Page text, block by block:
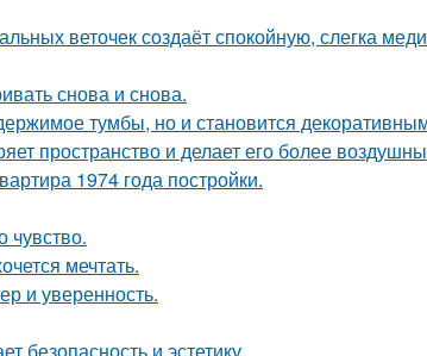
веточек создаёт спокойную, слегка
снова и снова.
тумбы, но и становится
пространство и делает его более
1974 года постройки.
чувство.
мечтать.
и уверенность.